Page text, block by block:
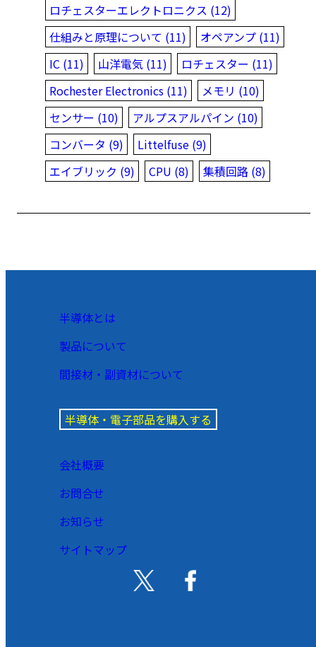
ロチェスターエレクトロニクス (12)
仕組みと原理について (11)
オペアンプ (11)
IC (11)
山洋電気 (11)
ロチェスター (11)
Rochester Electronics (11)
メモリ (10)
センサー (10)
アルプスアルパイン (10)
コンバータ (9)
Littelfuse (9)
エイブリック (9)
CPU (8) 集積回路 (8)
半導体とは
製品について
間接材・副資材について
半導体・電子部品を購入する
会社概要
お問合せ
お知らせ
サイトマップ